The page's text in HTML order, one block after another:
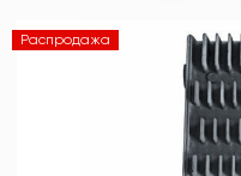
Распродажа